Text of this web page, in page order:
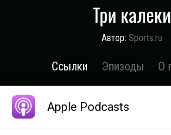
Три калеки
Автор: Sports.ru
Ссылки Эпизоды О
Apple Podcasts